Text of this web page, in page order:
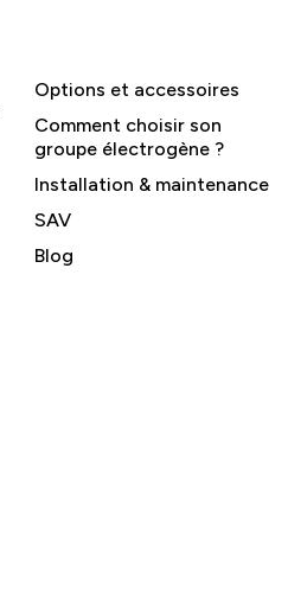
Options et accessoires
Comment choisir son
groupe électrogène ?
Installation & maintenance
SAV
Blog